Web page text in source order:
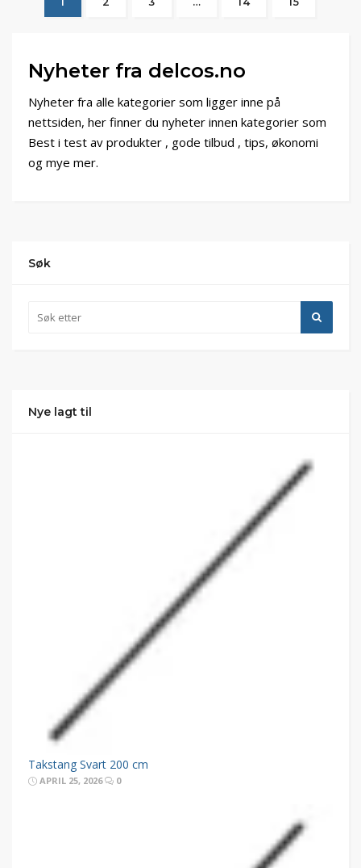
Nyheter fra delcos.no
Nyheter fra alle kategorier som ligger inne på
nettsiden, her finner du nyheter innen kategorier som
Best i test av produkter , gode tilbud , tips, økonomi
og mye mer.
Søk
Nye lagt til
Takstang Svart 200 cm
APRIL 25, 2026 0